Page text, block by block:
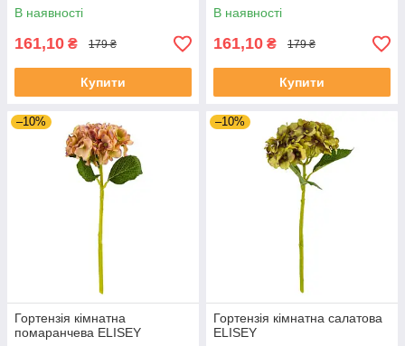
В наявності
161,10 ₴ 179 ₴
Купити
В наявності
161,10 ₴ 179 ₴
Купити
–10%
Гортензія кімнатна
помаранчева ELISEY
–10%
Гортензія кімнатна салатова
ELISEY